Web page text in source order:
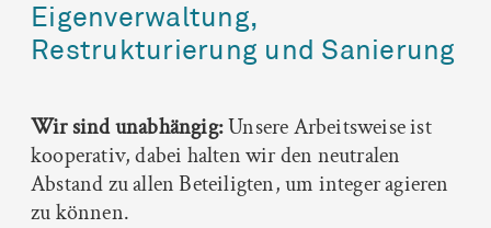
Eigen­verwaltung,
Restrukturierung und Sanierung
Wir sind unabhängig:Unsere Arbeitsweise ist
kooperativ, dabei halten wir den neutralen
Abstand zu allen Beteiligten, um integer agieren
zu können.